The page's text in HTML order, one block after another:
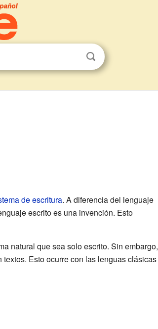
de escritura. A diferencia del lenguaje
escrito es una invención. Esto
natural que sea solo escrito. Sin embargo,
Esto ocurre con las lenguas clásicas